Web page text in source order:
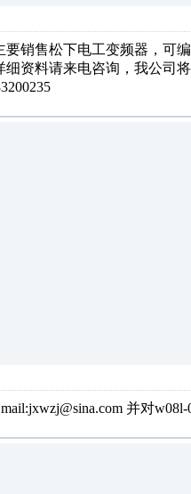
销售松下电工变频器，可
资料请来电咨询，我公司
并对